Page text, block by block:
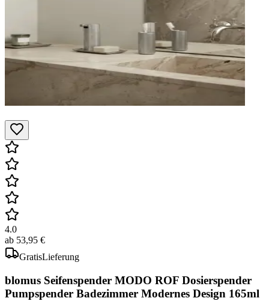
4.0
ab 53,95 €
GratisLieferung
blomus Seifenspender MODO ROF Dosierspender
Pumpspender Badezimmer Modernes Design 165ml